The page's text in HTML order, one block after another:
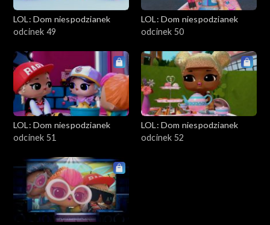
LOL: Dom niespodzianek
odcinek 49
LOL: Dom niespodzianek
odcinek 50
LOL: Dom niespodzianek
odcinek 51
LOL: Dom niespodzianek
odcinek 52